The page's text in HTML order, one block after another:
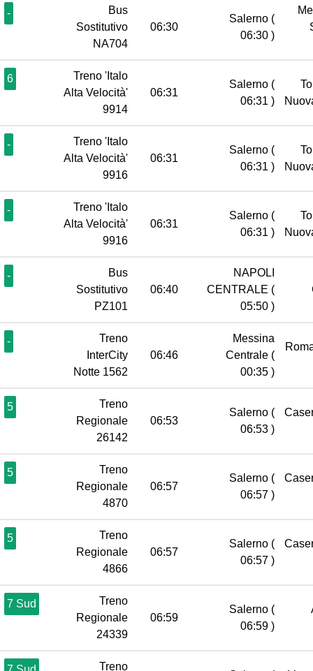
-
Bus
Sostitutivo
NA704
06:30
Salerno (
06:30 )
6
Treno 'Italo
Alta Velocità'
9914
06:31
Salerno (
06:31 )
-
Treno 'Italo
Alta Velocità'
9916
06:31
Salerno (
06:31 )
-
Treno 'Italo
Alta Velocità'
9916
06:31
Salerno (
06:31 )
-
Bus
Sostitutivo
PZ101
06:40
NAPOLI
CENTRALE (
05:50 )
-
Treno
InterCity
Notte 1562
06:46
Messina
Centrale (
00:35 )
5
Treno
Regionale
26142
06:53
Salerno (
06:53 )
5
Treno
Regionale
4870
06:57
Salerno (
06:57 )
5
Treno
Regionale
4866
06:57
Salerno (
06:57 )
7 Sud
Treno
Regionale
24339
06:59
Salerno (
06:59 )
Treno